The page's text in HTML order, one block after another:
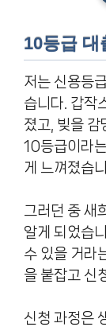
10등급 대
저는 신용등
습니다. 갑작
졌고, 빚을 감
10등급이라
게 느껴졌습
그러던 중 새
알게 되었습
수 있을 거라
을 붙잡고 신
신청 과정은